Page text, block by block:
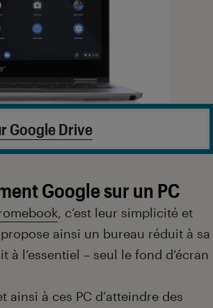
Google Drive
Google sur un PC
, c’est leur simplicité et
ainsi un bureau réduit à sa
l’essentiel – seul le fond d’écran
à ces PC d’atteindre des